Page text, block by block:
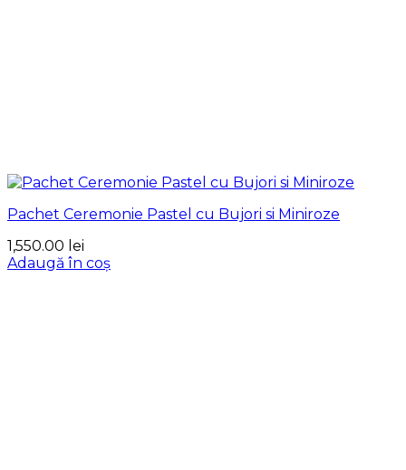
Pachet Ceremonie Pastel cu Bujori si Miniroze
1,550.00 lei
Adaugă în coș